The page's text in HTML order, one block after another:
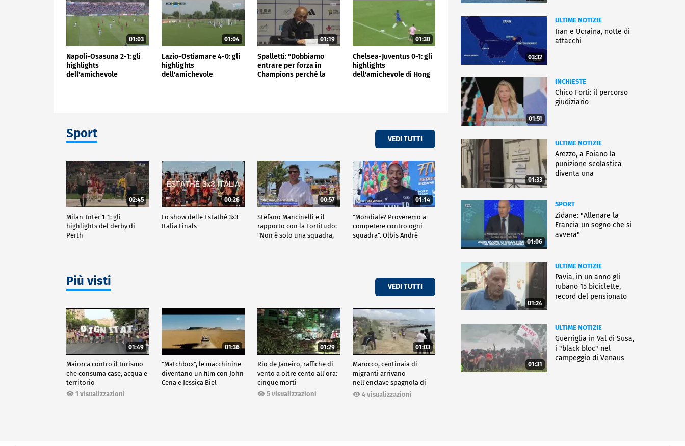
01:03
Napoli-Osasuna 2-1: gli
highlights
dell'amichevole
01:04
Lazio-Ostiamare 4-0: gli
highlights
dell'amichevole
01:19
Spalletti: "Dobbiamo
entrare per forza in
Champions perché la
01:30
Chelsea-Juventus 0-1: gli
highlights
dell'amichevole di Hong
Sport VEDI TUTTI
02:45
Milan-Inter 1-1: gli
highlights del derby di
Perth
00:26
Lo show delle Estathé 3x3
Italia Finals
00:57
Stefano Mancinelli e il
rapporto con la Fortitudo:
"Non è solo una squadra,
01:14
"Mondiale? Proveremo a
competere contro ogni
squadra". Olbis Andrè
Più visti VEDI TUTTI
01:49
Maiorca contro il turismo
che consuma case, acqua e
territorio
1 visualizzazioni
01:36
"Matchbox", le macchinine
diventano un film con John
Cena e Jessica Biel
01:29
Rio de Janeiro, raffiche di
vento a oltre cento all'ora:
cinque morti
5 visualizzazioni
01:03
Marocco, centinaia di
migranti arrivano
nell'enclave spagnola di
Ceuta4 visualizzazioni
03:32
ULTIME NOTIZIE
Iran e Ucraina, notte di
attacchi
01:51
INCHIESTE
Chico Forti: il percorso
giudiziario
01:33
ULTIME NOTIZIE
Arezzo, a Foiano la
punizione scolastica
diventa una
01:06
SPORT
Zidane: "Allenare la
Francia un sogno che si
avvera"
01:24
ULTIME NOTIZIE
Pavia, in un anno gli
rubano 15 biciclette,
record del pensionato
01:31
ULTIME NOTIZIE
Guerriglia in Val di Susa,
i "black bloc" nel
campeggio di Venaus